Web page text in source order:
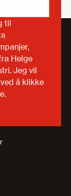
til
Helge
Jeg vil
å klikke